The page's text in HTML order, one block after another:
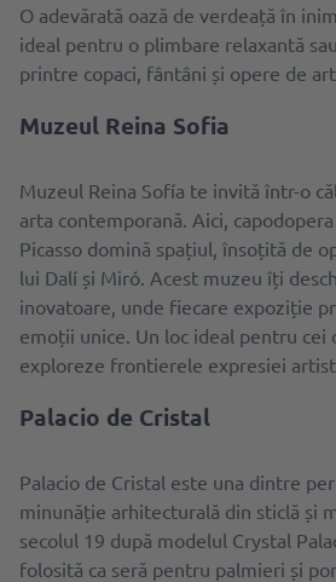
O adevărată oază de verdeață în
ideal pentru o plimbare relaxantă
printre copaci, fântâni și opere de
Muzeul Reina Sofia
Muzeul Reina Sofía te invită într-o
arta contemporană. Aici, capodopera
Picasso domină spațiul, însoțită de
lui Dalí și Miró. Acest muzeu îți
inovatoare, unde fiecare expoziție
emoții unice. Un loc ideal pentru cei
exploreze frontierele expresiei
Palacio de Cristal
Palacio de Cristal este una dintre
minunăție arhitecturală din sticlă și
secolul 19 după modelul Crystal
folosită ca seră pentru palmieri și